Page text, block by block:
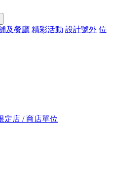
及餐廳 精彩活動 設計號外 位
定店 / 商店單位